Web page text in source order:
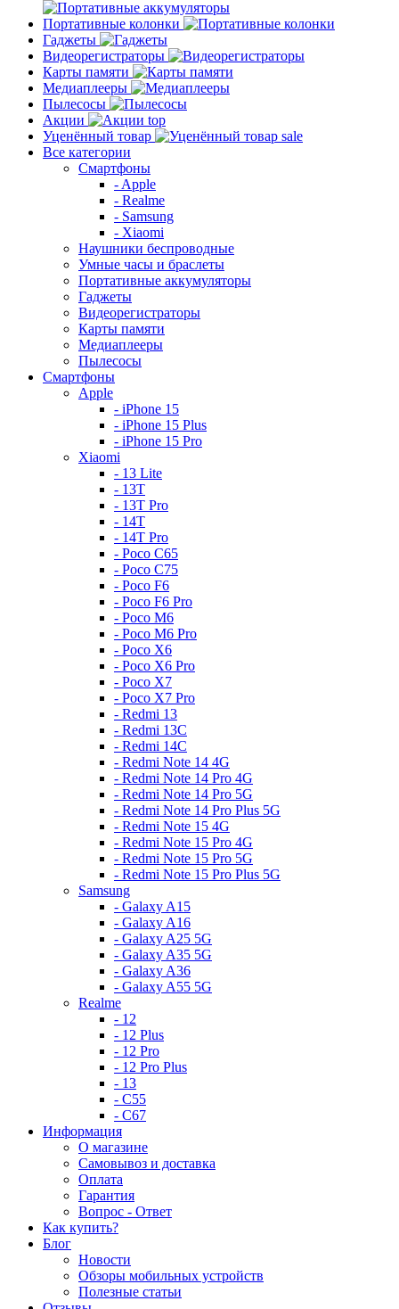
Портативные колонки
Гаджеты
Видеорегистраторы
Карты памяти
Медиаплееры
Пылесосы
Акции
top
Уценённый товар
sale
Все категории
Смартфоны
- Apple
- Realme
- Samsung
- Xiaomi
Наушники беспроводные
Умные часы и браслеты
Портативные аккумуляторы
Гаджеты
Видеорегистраторы
Карты памяти
Медиаплееры
Пылесосы
Смартфоны
Apple
- iPhone 15
- iPhone 15 Plus
- iPhone 15 Pro
Xiaomi
- 13 Lite
- 13T
- 13T Pro
- 14T
- 14T Pro
- Poco C65
- Poco C75
- Poco F6
- Poco F6 Pro
- Poco M6
- Poco M6 Pro
- Poco X6
- Poco X6 Pro
- Poco X7
- Poco X7 Pro
- Redmi 13
- Redmi 13C
- Redmi 14C
- Redmi Note 14 4G
- Redmi Note 14 Pro 4G
- Redmi Note 14 Pro 5G
- Redmi Note 14 Pro Plus 5G
- Redmi Note 15 4G
- Redmi Note 15 Pro 4G
- Redmi Note 15 Pro 5G
- Redmi Note 15 Pro Plus 5G
Samsung
- Galaxy A15
- Galaxy A16
- Galaxy A25 5G
- Galaxy A35 5G
- Galaxy A36
- Galaxy A55 5G
Realme
- 12
- 12 Plus
- 12 Pro
- 12 Pro Plus
- 13
- C55
- C67
Информация
О магазине
Самовывоз и доставка
Оплата
Гарантия
Вопрос - Ответ
Как купить?
Блог
Новости
Обзоры мобильных устройств
Полезные статьи